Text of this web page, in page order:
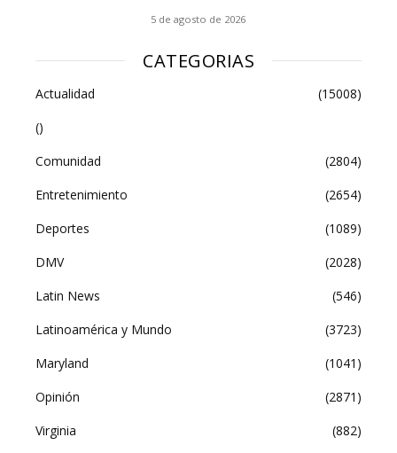
5 de agosto de 2026
CATEGORIAS
Actualidad
(15008)
()
Comunidad
(2804)
Entretenimiento
(2654)
Deportes
(1089)
DMV
(2028)
Latin News
(546)
Latinoamérica y Mundo
(3723)
Maryland
(1041)
Opinión
(2871)
Virginia
(882)